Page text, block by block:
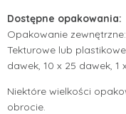
Dostępne opakowania:
Opakowanie zewnętrzne:
Tekturowe lub
dawek, 10 x 25 dawek, 1
Niektóre wielkości
obrocie.